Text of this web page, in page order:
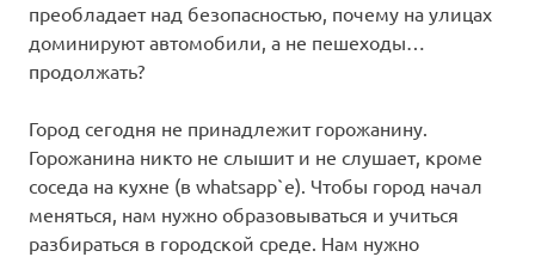
преобладает над безопасностью, почему на улицах
доминируют автомобили, а не пешеходы…
продолжать?
Город сегодня не принадлежит горожанину.
Горожанина никто не слышит и не слушает, кроме
соседа на кухне (в whatsapp`е). Чтобы город начал
меняться, нам нужно образовываться и учиться
разбираться в городской среде. Нам нужно